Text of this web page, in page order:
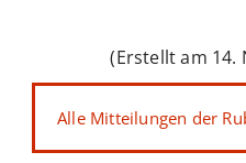
(Erstellt am 14.
Alle Mitteilungen der